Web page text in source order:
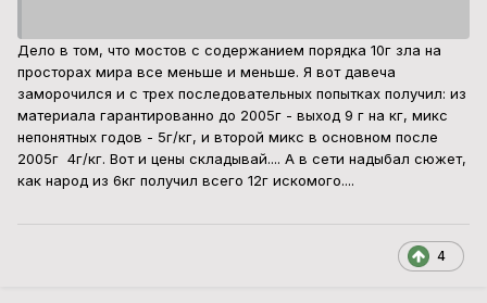
Дело в том, что мостов с содержанием порядка 10г зла на
просторах мира все меньше и меньше. Я вот давеча
заморочился и с трех последовательных попытках получил: из
материала гарантированно до 2005г - выход 9 г на кг, микс
непонятных годов - 5г/кг, и второй микс в основном после
2005г 4г/кг. Вот и цены складывай.... А в сети надыбал сюжет,
как народ из 6кг получил всего 12г искомого....
4